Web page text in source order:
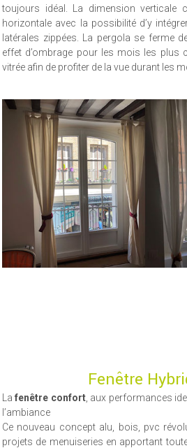
toujours idéal. La dimension verticale
horizontale avec la possibilité d’y
latérales zippées. La pergola se ferme
effet d’ombrage pour les mois les plus
vitrée afin de profiter de la vue durant les
Fenêtre
Lafenêtre confort, aux performances
l’ambiance
Ce nouveau concept alu, bois, pvc
projets de menuiseries en apportant